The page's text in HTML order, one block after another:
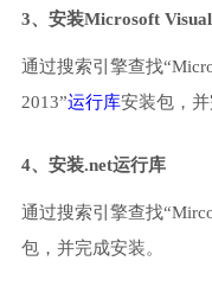
3、安装Microsoft
通过搜索引擎查找
2013”运行库安装包，并
4、安装.net运行库
通过搜索引擎查找
包，并完成安装。